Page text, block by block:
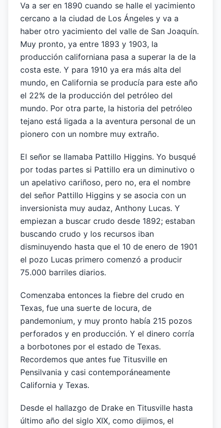
Va a ser en 1890 cuando se halle el yacimiento
cercano a la ciudad de Los Ángeles y va a
haber otro yacimiento del valle de San Joaquín.
Muy pronto, ya entre 1893 y 1903, la
producción californiana pasa a superar la de la
costa este. Y para 1910 ya era más alta del
mundo, en California se producía para este año
el 22% de la producción del petróleo del
mundo. Por otra parte, la historia del petróleo
tejano está ligada a la aventura personal de un
pionero con un nombre muy extraño.
El señor se llamaba Pattillo Higgins. Yo busqué
por todas partes si Pattillo era un diminutivo o
un apelativo cariñoso, pero no, era el nombre
del señor Pattillo Higgins y se asocia con un
inversionista muy audaz, Anthony Lucas. Y
empiezan a buscar crudo desde 1892; estaban
buscando crudo y los recursos iban
disminuyendo hasta que el 10 de enero de 1901
el pozo Lucas primero comenzó a producir
75.000 barriles diarios.
Comenzaba entonces la fiebre del crudo en
Texas, fue una suerte de locura, de
pandemonium, y muy pronto había 215 pozos
perforados y en producción. Y el dinero corría
a borbotones por el estado de Texas.
Recordemos que antes fue Titusville en
Pensilvania y casi contemporáneamente
California y Texas.
Desde el hallazgo de Drake en Titusville hasta
último año del siglo XIX, como dijimos, el